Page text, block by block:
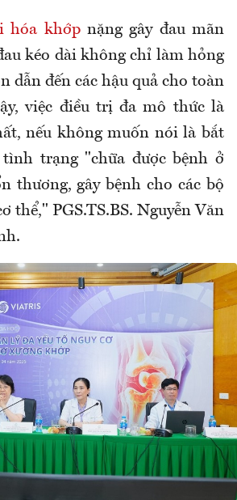
hóa khớpnặng gây đau mãn
kéo dài không chỉ làm hỏng
dẫn đến các hậu quả cho toàn
việc điều trị đa mô thức là
nếu không muốn nói là bắt
trạng "chữa được bệnh ở
thương, gây bệnh cho các bộ
thể," PGS.TS.BS. Nguyễn Văn